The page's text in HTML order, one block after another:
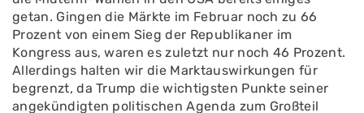
getan. Gingen die Märkte im Februar noch zu 66
Prozent von einem Sieg der Republikaner im
Kongress aus, waren es zuletzt nur noch 46 Prozent.
Allerdings halten wir die Marktauswirkungen für
begrenzt, da Trump die wichtigsten Punkte seiner
angekündigten politischen Agenda zum Großteil